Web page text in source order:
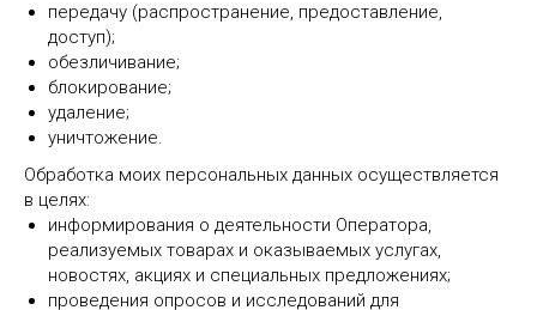
передачу (распространение, предоставление,
доступ);
обезличивание;
блокирование;
удаление;
уничтожение.
Обработка моих персональных данных осуществляется
в целях:
информирования о деятельности Оператора,
реализуемых товарах и оказываемых услугах,
новостях, акциях и специальных предложениях;
проведения опросов и исследований для